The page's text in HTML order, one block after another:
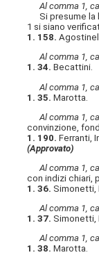
Al comma 1,
Si presume la
1 si siano
1. 158.
Al comma 1,
1. 34. Becattini.
Al comma 1,
1. 35. Marotta.
Al comma 1,
convinzione,
1. 190. Ferranti,
(Approvato)
Al comma 1,
con indizi chiari,
1. 36. Simonetti,
Al comma 1,
1. 37. Simonetti,
Al comma 1,
1. 38. Marotta.